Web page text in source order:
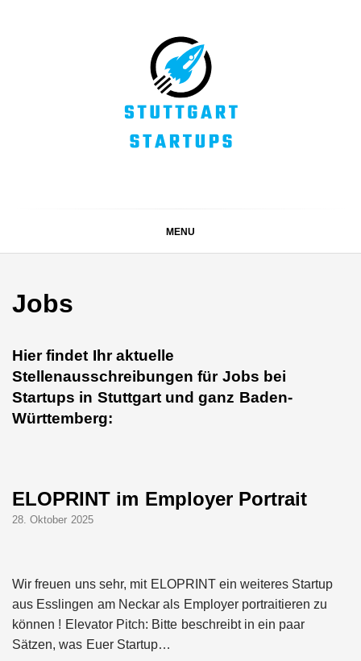
MENU
Jobs
Hier findet Ihr aktuelle
Stellenausschreibungen für Jobs bei
Startups in Stuttgart und ganz Baden-
Württemberg:
ELOPRINT im Employer Portrait
28. Oktober 2025
Wir freuen uns sehr, mit ELOPRINT ein weiteres Startup
aus Esslingen am Neckar als Employer portraitieren zu
können ! Elevator Pitch: Bitte beschreibt in ein paar
Sätzen, was Euer Startup…